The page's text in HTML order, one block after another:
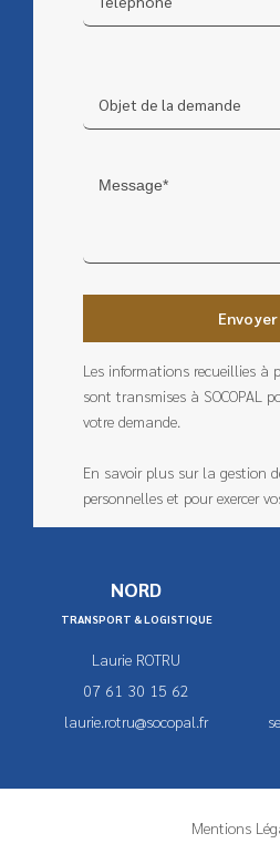
NORD
TRANSPORT & LOGISTIQUE
Laurie ROTRU
07 61 30 15 62
laurie.rotru@socopal.fr
Envoyer
Les informations recueillies à
sont transmises à SOCOPAL
votre demande.
En savoir plus sur la gestion
personnelles et pour exercer
Mentions